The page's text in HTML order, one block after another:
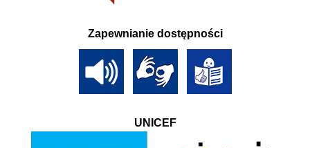
Zapewnianie dostępności
UNICEF